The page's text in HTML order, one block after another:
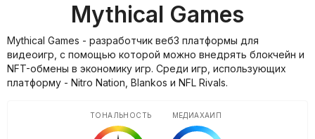
Mythical Games
Mythical Games - разработчик веб3 платформы для
видеоигр, с помощью которой можно внедрять блокчейн и
NFT-обмены в экономику игр. Среди игр, использующих
платформу - Nitro Nation, Blankos и NFL Rivals.
ТОНАЛЬНОСТЬ МЕДИАХАЙП